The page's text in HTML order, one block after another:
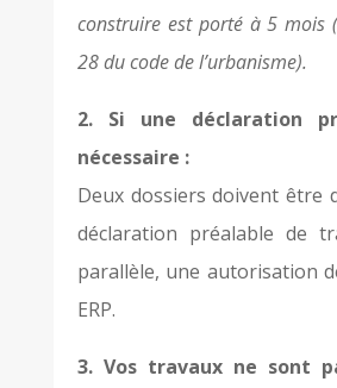
construire est porté à 5 mois
28 du code de l’urbanisme).
2. Si une déclaration
nécessaire :
Deux dossiers doivent être
déclaration préalable de
parallèle, une autorisation
ERP.
3. Vos travaux ne sont